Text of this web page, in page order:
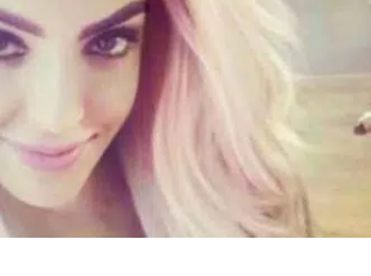
Bitlis
Burdur
Bursa
Çanakkale